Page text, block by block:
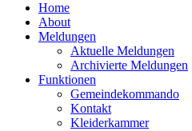
Home
About
Meldungen
Aktuelle Meldungen
Archivierte Meldungen
Funktionen
Gemeindekommando
Kontakt
Kleiderkammer